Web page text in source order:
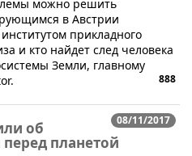
можно решить
в Австрии
прикладного
и кто найдет след человека
Земли, главному
888
08/11/2017
об
перед планетой